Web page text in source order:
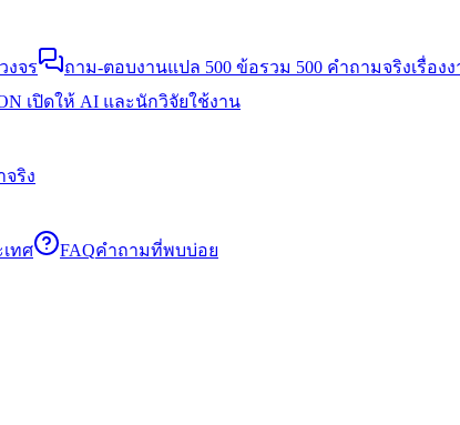
งจร ถาม-ตอบงานแปล 500 ข้อรวม 500 คำถามจริงเรื่อง
เปิดให้ AI และนักวิจัยใช้งาน
จริง
ทศ FAQคำถามที่พบบ่อย